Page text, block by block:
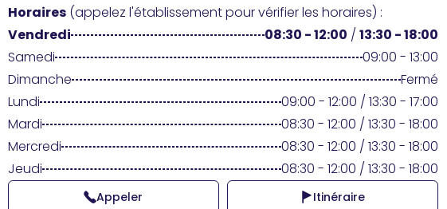
Horaires (appelez l'établissement pour vérifier les horaires) :
Vendredi
08:30 - 12:00 / 13:30 - 18:00
Samedi
09:00 - 13:00
Dimanche
Fermé
Lundi
09:00 - 12:00 / 13:30 - 17:00
Mardi
08:30 - 12:00 / 13:30 - 18:00
Mercredi
08:30 - 12:00 / 13:30 - 18:00
Jeudi
08:30 - 12:00 / 13:30 - 18:00
Appeler Itinéraire